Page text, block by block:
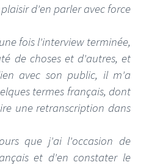
d'en parler avec force
fois l'interview terminée,
de choses et d'autres, et
avec son public, il m'a
termes français, dont
une retranscription dans
que j'ai l'occasion de
et d'en constater le